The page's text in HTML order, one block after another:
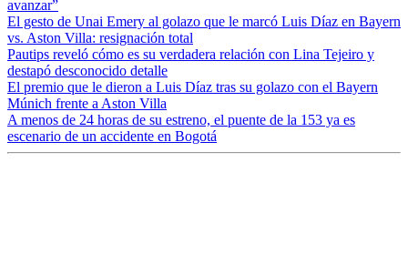
avanzar”
El gesto de Unai Emery al golazo que le marcó Luis Díaz en Bayern
vs. Aston Villa: resignación total
Pautips reveló cómo es su verdadera relación con Lina Tejeiro y
destapó desconocido detalle
El premio que le dieron a Luis Díaz tras su golazo con el Bayern
Múnich frente a Aston Villa
A menos de 24 horas de su estreno, el puente de la 153 ya es
escenario de un accidente en Bogotá